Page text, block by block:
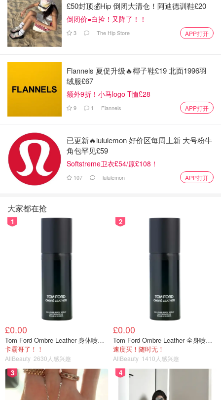
🍯 蜂蜜麻花详细步骤
🍢 将所有需要的材料称好备用
🍢 混合材料
牛奶温一下，将所有的蜂蜜混入牛奶中融化均匀；油和鸡蛋
充分混合；最后再和所有的粉类拌匀揉成光滑的面团，面团
偏软，比一般饺子面要软一些
£50封顶💰Hip 倒闭大清仓！阿迪德训鞋£20
倒闭价=白捡！又降了！！
3 The Hip Store APP打开
Flannels 夏促升级🔥椰子鞋£19 北面1996羽
绒服£67
额外9折！小马logo T恤£28
9 1 Flannels APP打开
已更新🔥lululemon 好价区每周上新 大号粉牛
角包罕见£59
Softstreme卫衣£54/原£108！
107 lululemon APP打开
大家都在抢
1
£0.00
Tom Ford Ombre Leather 身体喷雾 150ml
卡霸哥了！！
AllBeauty 2630人感兴趣
2
£0.00
Tom Ford Ombre Leather 全身喷雾 150ml
速度买！随时无！
AllBeauty 1410人感兴趣
3 4